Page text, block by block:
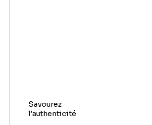
Savourez
l'authenticité